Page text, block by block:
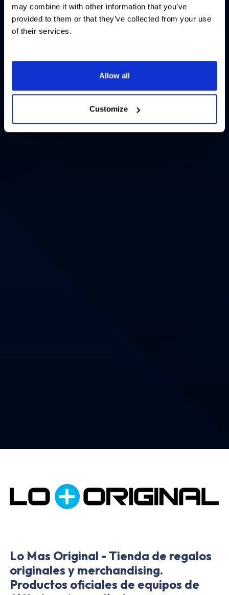
may combine it with other information that you’ve
provided to them or that they’ve collected from your use
of their services.
Allow all
Customize
Lo Mas Original - Tienda de regalos
originales y merchandising.
Productos oficiales de equipos de